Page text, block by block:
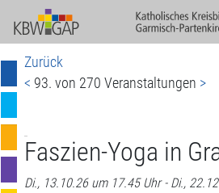
Zurück
< 93. von 270 Veranstaltungen >
Faszien-Yoga in
Di., 13.10.26 um 17.45 Uhr - Di.,